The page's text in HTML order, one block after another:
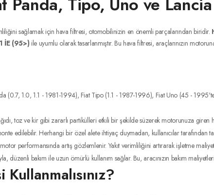
sağlamak için hava filtresi, otomobilinizin en önemli parçalarından biridir.
İE (95>)ile uyumlu olarak tasarlanmıştır. Bu hava filtresi, araçlarınızın
(0.7, 1.0, 1.1 - 1981-1994), Fiat Tipo (1.1 - 1987-1996), Fiat Uno (45 -
toz ve kir gibi zararlı partikülleri etkili bir şekilde süzerek motorunuza giren
edilebilir. Herhangi bir özel alete ihtiyaç duymadan, kullanıcılar tarafından
performansında artış gözlemlenir. Yakıt verimliliğini artırarak işletme
düzenli bakım ile uzun ömürlü kullanım sağlar. Bu, aracınızın bakım